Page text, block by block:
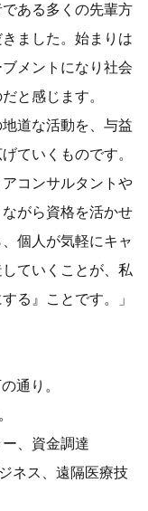
ある多くの先輩方
ました。始まりは
メントになり社会
と感じます。
道な活動を、与益
ていくものです。
コンサルタントや
がら資格を活かせ
個人が気軽にキャ
ていくことが、私
る』ことです。」
通り。
、資金調達
ネス、遠隔医療技